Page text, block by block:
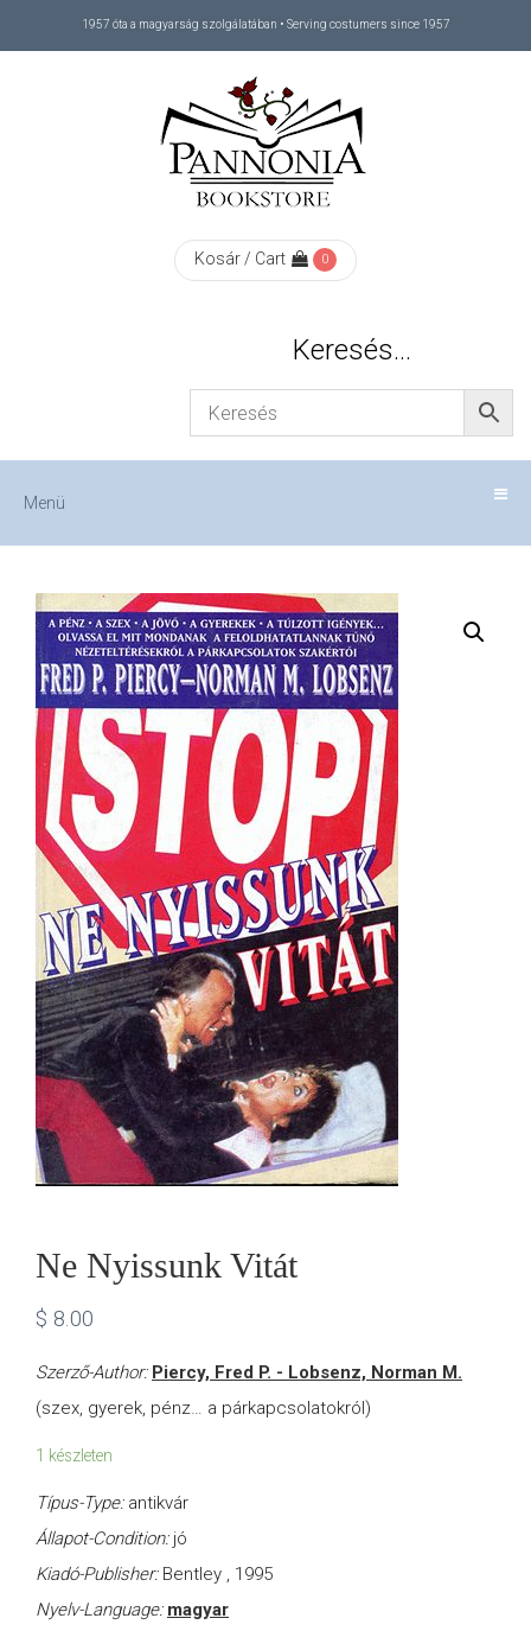
1957 óta a magyarság szolgálatában • Serving costumers since 1957
Kosár / Cart 0
Keresés…
Menü
SHOP
KAPCSOLAT
CONTACT
US
Ne Nyissunk Vitát
$ 8.00
Szerző-Author: Piercy, Fred P. - Lobsenz, Norman M.
(szex, gyerek, pénz… a párkapcsolatokról)
1 készleten
Típus-Type: antikvár
Állapot-Condition: jó
Kiadó-Publisher: Bentley , 1995
Nyelv-Language: magyar